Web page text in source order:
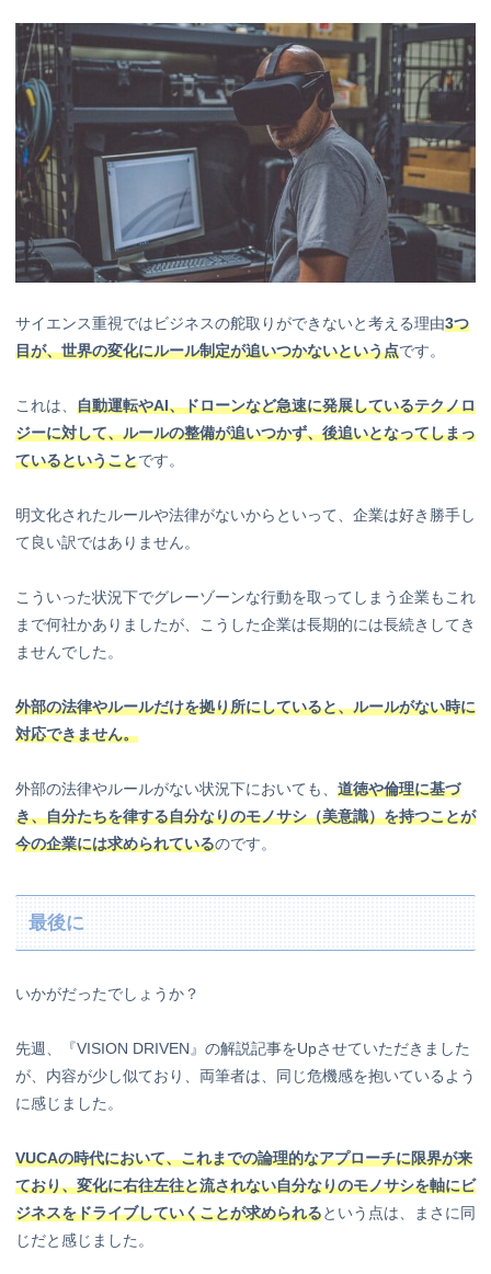
サイエンス重視ではビジネスの舵取りができないと考える理由3つ
目が、世界の変化にルール制定が追いつかないという点です。
これは、 自動運転やAI、ドローンなど急速に発展しているテクノロ
ジーに対して、ルールの整備が追いつかず、後追いとなってしまっ
ているということです。
明文化されたルールや法律がないからといって、企業は好き勝手し
て良い訳ではありません。
こういった状況下でグレーゾーンな行動を取ってしまう企業もこれ
まで何社かありましたが、こうした企業は長期的には長続きしてき
ませんでした。
外部の法律やルールだけを拠り所にしていると、ルールがない時に
対応できません。
外部の法律やルールがない状況下においても、 道徳や倫理に基づ
き、自分たちを律する自分なりのモノサシ（美意識）を持つことが
今の企業には求められているのです。
最後に
いかがだったでしょうか？
先週、『VISION DRIVEN』の解説記事をUpさせていただきました
が、内容が少し似ており、両筆者は、同じ危機感を抱いているよう
に感じました。
VUCAの時代において、これまでの論理的なアプローチに限界が来
ており、変化に右往左往と流されない自分なりのモノサシを軸にビ
ジネスをドライブしていくことが求められるという点は、まさに同
じだと感じました。